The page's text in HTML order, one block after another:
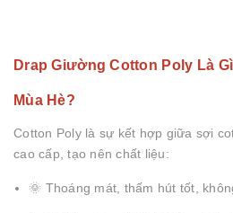
Drap Giường Cotton Poly Là
Mùa Hè?
Cotton Poly là sự kết hợp giữa sợi
cao cấp, tạo nên chất liệu:
🌞 Thoáng mát, thấm hút tốt,